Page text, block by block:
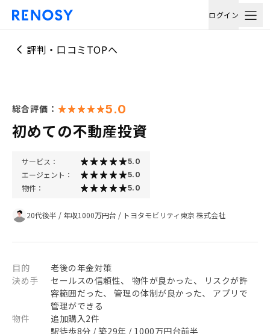
ログイン
評判・口コミTOPへ
総合評価： 5.0
初めての不動産投資
サービス： 5.0
エージェント： 5.0
物件： 5.0
20代後半 / 年収1000万円台 / トヨタモビリティ東京 株式会社
目的
老後の年金対策
決め手
セールスの信頼性、 物件が良かった、 リスクが許
容範囲だった、 管理の体制が良かった、 アプリで
管理ができる
物件
追加購入2件
駅徒歩8分 / 築29年 / 1000万円台前半